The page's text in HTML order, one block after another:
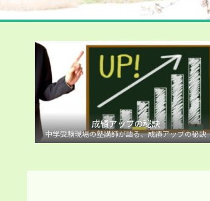
成績アップの秘訣
中学受験現場の塾講師が語る、成績アップの秘訣